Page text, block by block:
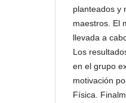
planteados y
maestros. El
llevada a
Los
en el grupo
motivación
Física.